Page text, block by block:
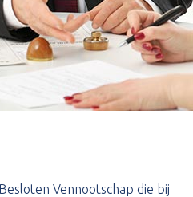
Vennootschap die bij